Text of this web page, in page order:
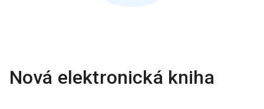
Nová elektronická kniha